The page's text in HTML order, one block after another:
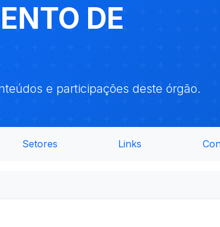
DE
e participações deste órgão.
Setores Links